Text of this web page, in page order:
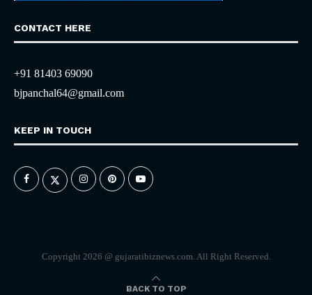
CONTACT HERE
+91 81403 69090
bjpanchal64@gmail.com
KEEP IN TOUCH
Copyright 2026 @ gujaratibiznews.com. All Right Reserved.
BACK TO TOP